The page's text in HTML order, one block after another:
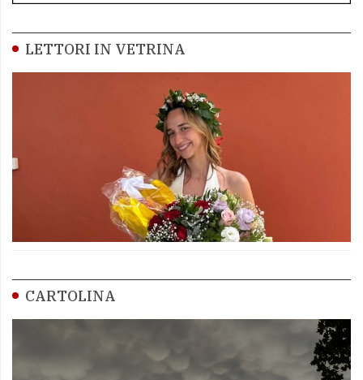
LETTORI IN VETRINA
CARTOLINA